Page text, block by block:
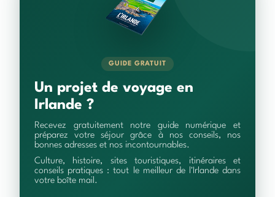
GUIDE GRATUIT
Un projet de voyage en
Irlande ?
Recevez gratuitement notre guide numérique et
préparez votre séjour grâce à nos conseils, nos
bonnes adresses et nos incontournables.
Culture, histoire, sites touristiques, itinéraires et
conseils pratiques : tout le meilleur de l'Irlande dans
votre boîte mail.